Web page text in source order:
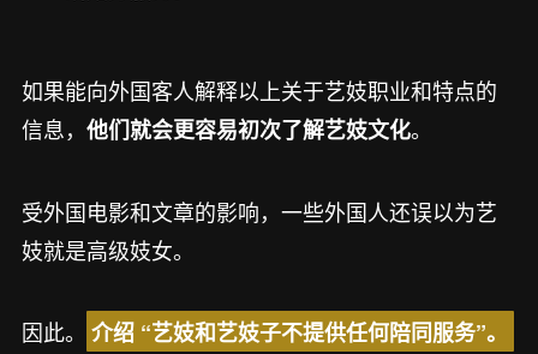
如果能向外国客人解释以上关于艺妓职业和特点的
信息， 他们就会更容易初次了解艺妓文化。
受外国电影和文章的影响，一些外国人还误以为艺
妓就是高级妓女。
因此。 介绍 “艺妓和艺妓子不提供任何陪同服务”。